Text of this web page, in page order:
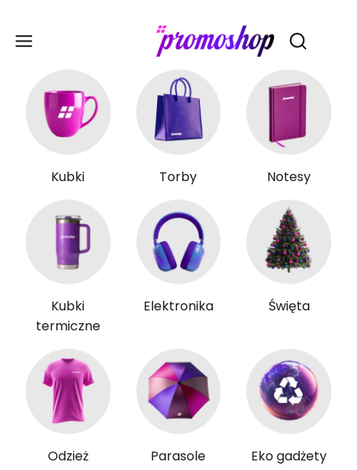
Otwórz
Kubki Torby Notesy
Kubki
termiczne
Elektronika Święta
Odzież Parasole Eko gadżety